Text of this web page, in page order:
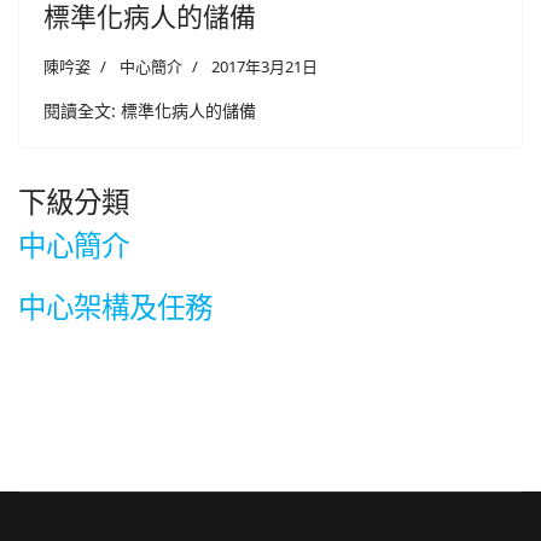
標準化病人的儲備
陳吟姿 中心簡介 2017年3月21日
閱讀全文: 標準化病人的儲備
下級分類
中心簡介
中心架構及任務